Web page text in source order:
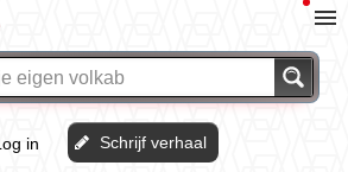
in Schrijf verhaal